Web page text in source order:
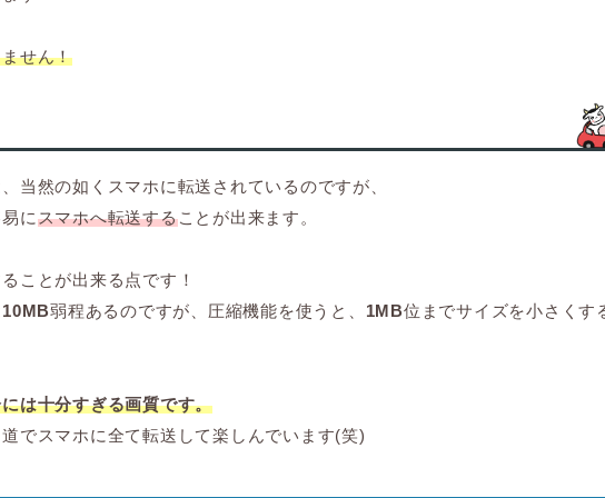
せん！
当然の如くスマホに転送されているのですが、
にスマホへ転送することが出来ます。
ことが出来る点です！
10MB弱程あるのですが、圧縮機能を使うと、 1MB位までサイズを小さくす
は十分すぎる画質です。
でスマホに全て転送して楽しんでいます(笑)